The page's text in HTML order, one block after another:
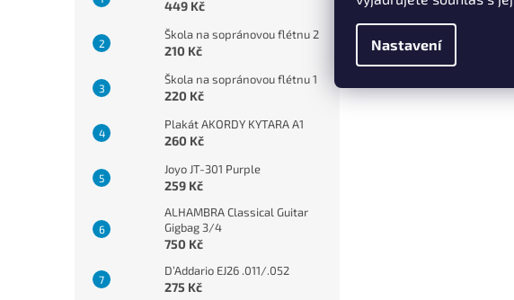
Nastavení
449 Kč
Škola na sopránovou flétnu 2
210 Kč
Škola na sopránovou flétnu 1
220 Kč
Plakát AKORDY KYTARA A1
260 Kč
Joyo JT-301 Purple
259 Kč
ALHAMBRA Classical Guitar
Gigbag 3/4
750 Kč
D’Addario EJ26 .011/.052
275 Kč
• Autor: Milada Borová,
• Počet stran: 149